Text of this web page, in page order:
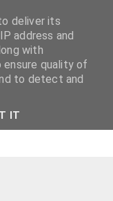
deliver its
address and
with
quality of
to detect and
IT